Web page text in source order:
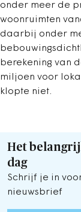
onder meer de
woonruimten
daarbij onder
berekening van
miljoen voor
klopte niet.
Het
dag
Schrijf je in
nieuwsbrief